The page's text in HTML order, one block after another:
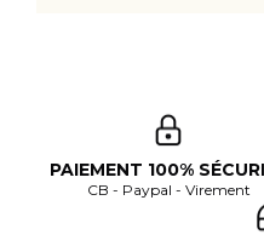
PAIEMENT 100%
CB - Paypal - Virement